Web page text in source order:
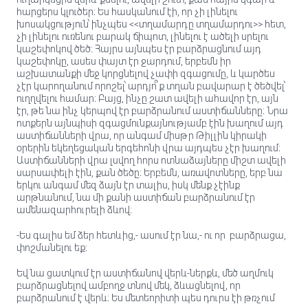
հարցերս կլուծեր։ Ես հասկանում էի, որ չի լինելու
խոսակցություն՝ ինչպես <<տղամարդը տղամարդու>> հետ,
չի լինելու ուռենու բարակ ճիպոտ, լինելու է ածելի սրելու
կաշեփոկով ծեծ։ Հայրս այնպես էր բարձրացնում այդ
կաշեփոկը, ասես փայտ էր ջարդում, երբեմն իր
աշխատանքի մեջ կորցնելով չափի զգացումը, և կարծես
չէր կարողանում որոշել՝ արդյո՞ք տղան բավարար է ծեծվել՝
ուղղվելու համար։ Բայց, ինչը շատ ավելի ահավոր էր, այն
էր, թե նա ինչ կերպով էր բարձրանում աստիճանները։ Նրա
ոտքերն այնպիսի զգացմունքայնությամբ էին խաղում այդ
աստիճանների վրա, որ անգամ միսթր Թիլլին կիրակի
օրերին եկեղեցական երգեհոնի վրա այդպես չէր խաղում։
Աստիճանների վրա լսվող հորս ոտնաձայները միշտ ավելի
սարսափելի էին, քան ծեծը։ Երբեմն, առավոտները, երբ նա
երկու անգամ մեզ ձայն էր տալիս, իսկ մենք չէինք
արթնանում, նա մի քանի աստիճան բարձրանում էր
ամենազարհուրելի ձևով։
-Ես գալիս եմ ձեր հետևից,- ասում էր նա,- ու որ բարձրացա,
փոշմանելու եք։
Եվ նա ցատկում էր աստիճանով վերև-ներքև, մեծ աղմուկ
բարձրացնելով ամբողջ տնով մեկ, ձևացնելով, որ
բարձրանում է վերև։ Ես մետեորիտի պես դուրս էի թռչում